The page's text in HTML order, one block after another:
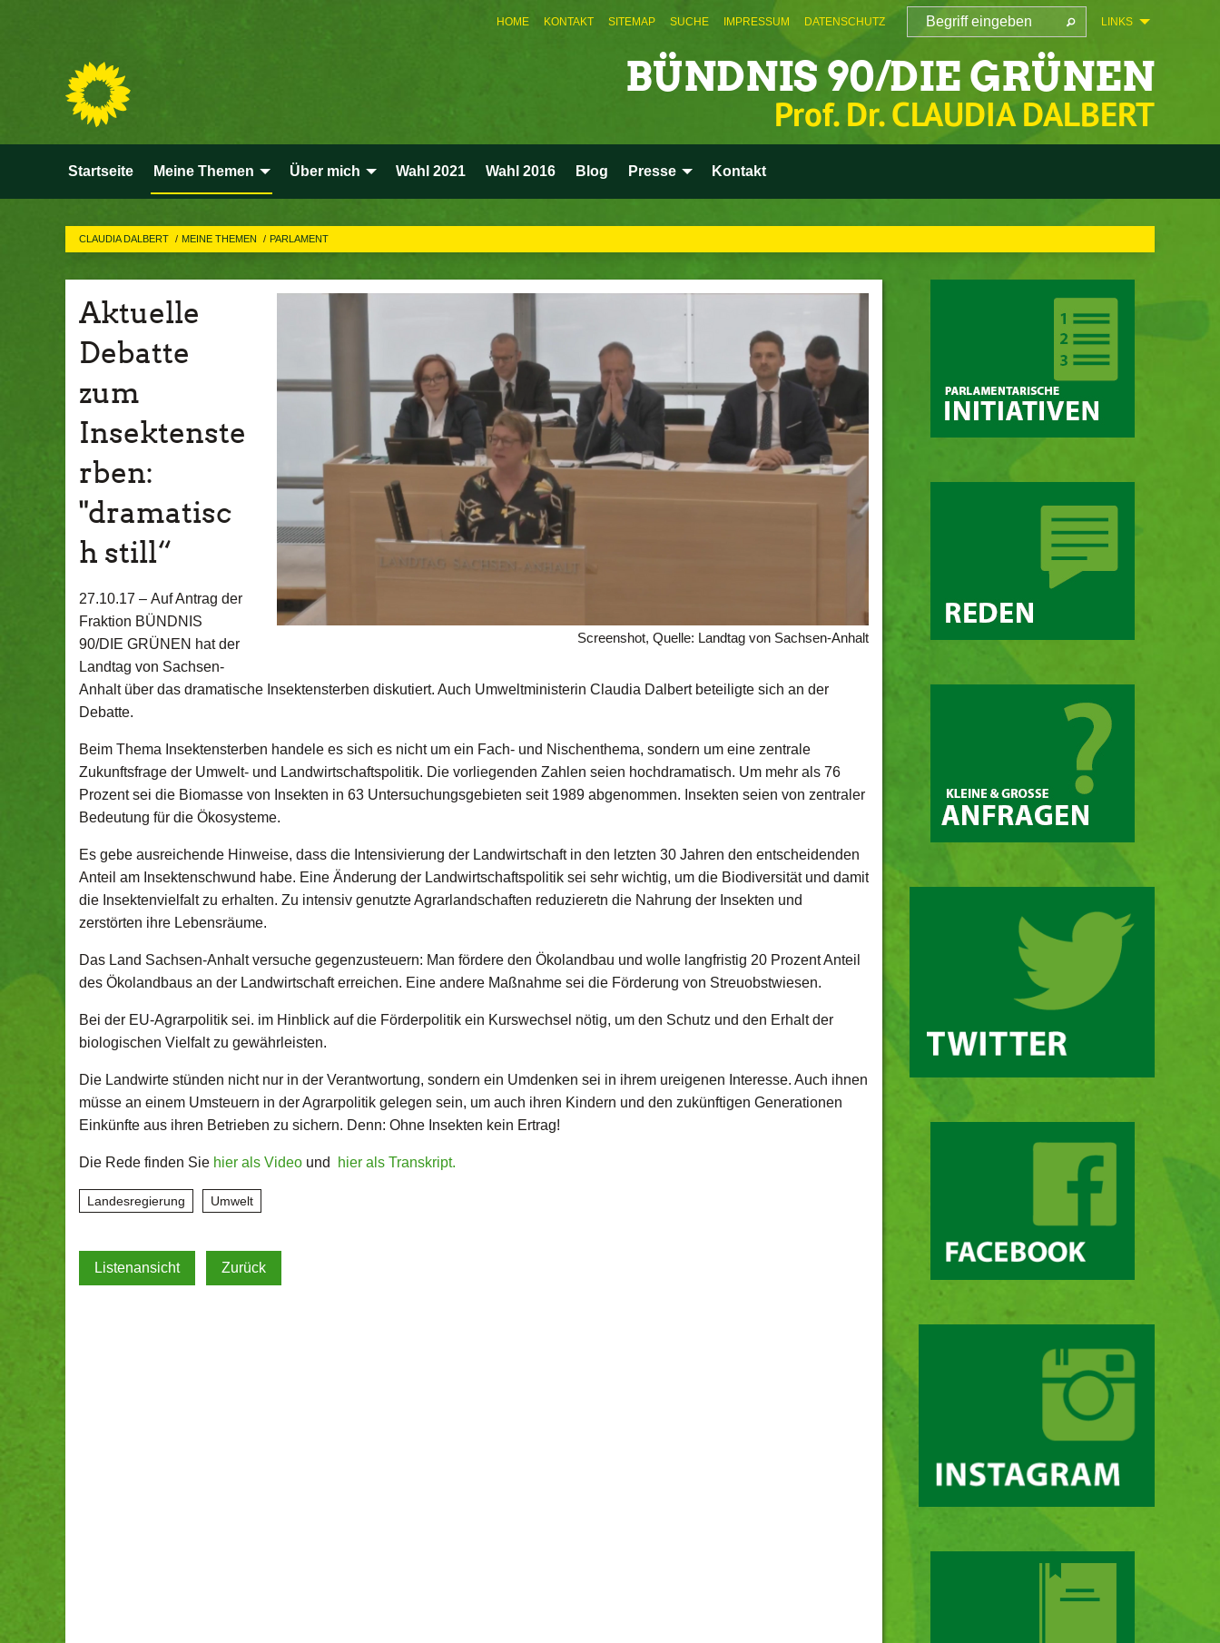
LINKS
HOME KONTAKT SITEMAP SUCHE IMPRESSUM DATENSCHUTZ
BÜNDNIS 90/DIE GRÜNEN
Prof. Dr. CLAUDIA DALBERT
Startseite Meine Themen Über mich Wahl 2021 Wahl 2016 Blog Presse Kontakt
CLAUDIA DALBERT MEINE THEMEN PARLAMENT
Screenshot, Quelle: Landtag von Sachsen-Anhalt
Aktuelle
Debatte
zum
Insektenste
rben:
"dramatisc
h still“
27.10.17 – Auf Antrag der
Fraktion BÜNDNIS
90/DIE GRÜNEN hat der
Landtag von Sachsen-
Anhalt über das dramatische Insektensterben diskutiert. Auch Umweltministerin Claudia Dalbert beteiligte sich an der
Debatte.
Beim Thema Insektensterben handele es sich es nicht um ein Fach- und Nischenthema, sondern um eine zentrale
Zukunftsfrage der Umwelt- und Landwirtschaftspolitik. Die vorliegenden Zahlen seien hochdramatisch. Um mehr als 76
Prozent sei die Biomasse von Insekten in 63 Untersuchungsgebieten seit 1989 abgenommen. Insekten seien von zentraler
Bedeutung für die Ökosysteme.
Es gebe ausreichende Hinweise, dass die Intensivierung der Landwirtschaft in den letzten 30 Jahren den entscheidenden
Anteil am Insektenschwund habe. Eine Änderung der Landwirtschaftspolitik sei sehr wichtig, um die Biodiversität und damit
die Insektenvielfalt zu erhalten. Zu intensiv genutzte Agrarlandschaften reduzieretn die Nahrung der Insekten und
zerstörten ihre Lebensräume.
Das Land Sachsen-Anhalt versuche gegenzusteuern: Man fördere den Ökolandbau und wolle langfristig 20 Prozent Anteil
des Ökolandbaus an der Landwirtschaft erreichen. Eine andere Maßnahme sei die Förderung von Streuobstwiesen.
Bei der EU-Agrarpolitik sei. im Hinblick auf die Förderpolitik ein Kurswechsel nötig, um den Schutz und den Erhalt der
biologischen Vielfalt zu gewährleisten.
Die Landwirte stünden nicht nur in der Verantwortung, sondern ein Umdenken sei in ihrem ureigenen Interesse. Auch ihnen
müsse an einem Umsteuern in der Agrarpolitik gelegen sein, um auch ihren Kindern und den zukünftigen Generationen
Einkünfte aus ihren Betrieben zu sichern. Denn: Ohne Insekten kein Ertrag!
Die Rede finden Sie hier als Video und hier als Transkript.
Landesregierung Umwelt
Listenansicht Zurück